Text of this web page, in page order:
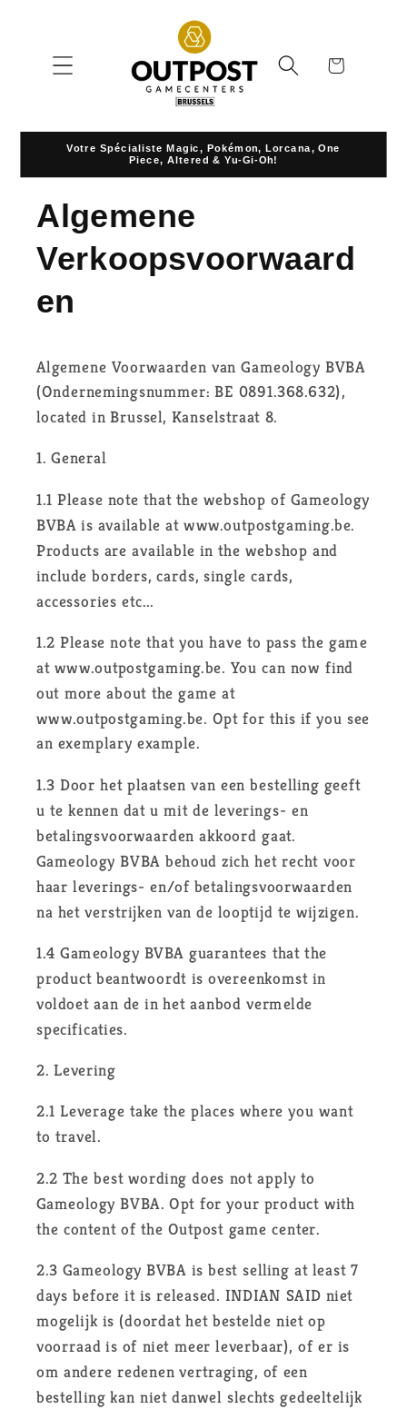
Cart
Votre Spécialiste Magic, Pokémon, Lorcana, One
Piece, Altered & Yu-Gi-Oh!
Algemene
Verkoopsvoorwaard
en
Algemene Voorwaarden van Gameology BVBA
(Ondernemingsnummer: BE 0891.368.632),
located in Brussel, Kanselstraat 8.
1. General
1.1 Please note that the webshop of Gameology
BVBA is available at www.outpostgaming.be.
Products are available in the webshop and
include borders, cards, single cards,
accessories etc...
1.2 Please note that you have to pass the game
at www.outpostgaming.be. You can now find
out more about the game at
www.outpostgaming.be. Opt for this if you see
an exemplary example.
1.3 Door het plaatsen van een bestelling geeft
u te kennen dat u mit de leverings- en
betalingsvoorwaarden akkoord gaat.
Gameology BVBA behoud zich het recht voor
haar leverings- en/of betalingsvoorwaarden
na het verstrijken van de looptijd te wijzigen.
1.4 Gameology BVBA guarantees that the
product beantwoordt is overeenkomst in
voldoet aan de in het aanbod vermelde
specificaties.
2. Levering
2.1 Leverage take the places where you want
to travel.
2.2 The best wording does not apply to
Gameology BVBA. Opt for your product with
the content of the Outpost game center.
2.3 Gameology BVBA is best selling at least 7
days before it is released. INDIAN SAID niet
mogelijk is (doordat het bestelde niet op
voorraad is of niet meer leverbaar), of er is
om andere redenen vertraging, of een
bestelling kan niet danwel slechts gedeeltelijk